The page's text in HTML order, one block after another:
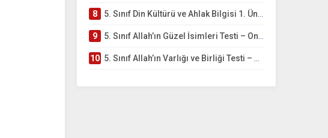
8 5. Sınıf Din Kültürü ve Ahlak Bilgisi 1. Ünite: Allah İnancı Çalışmaları
9 5. Sınıf Allah’ın Güzel İsimleri Testi – Online Çöz
10 5. Sınıf Allah’ın Varlığı ve Birliği Testi – Online Çöz